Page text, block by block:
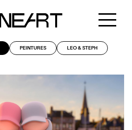
PEINTURES LEO & STEPH